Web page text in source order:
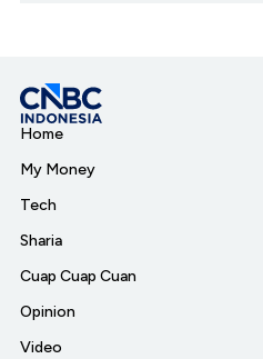
Home
My Money
Tech
Sharia
Cuap Cuap Cuan
Opinion
Video